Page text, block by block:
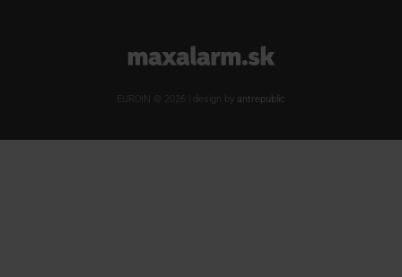
www.maxalarm.sk
EUROIN © 2026 | design by antrepublic